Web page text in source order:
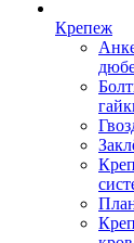
Крепеж